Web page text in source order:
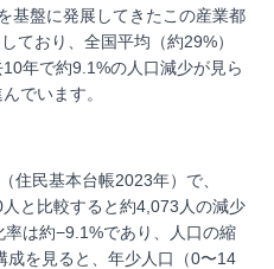
基盤に発展してきたこの産業都
ており、全国平均（約29%）
年で約9.1%の人口減少が見ら
でいます。
住民基本台帳2023年）で、
と比較すると約4,073人の減少
は約−9.1%であり、人口の縮
成を見ると、年少人口（0〜14